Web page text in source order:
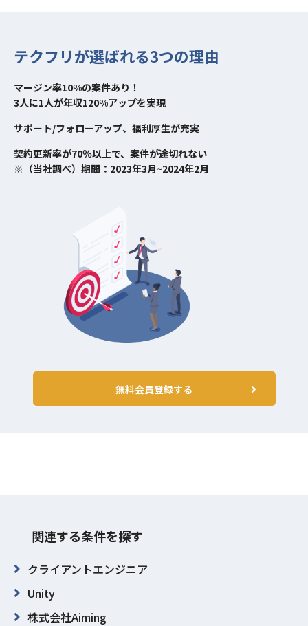
テクフリが選ばれる3つの理由
マージン率10%の案件あり！
3人に1人が年収120%アップを実現
サポート/フォローアップ、福利厚生が充実
契約更新率が70％以上で、案件が途切れない
※（当社調べ）期間：2023年3月~2024年2月
無料会員登録する
関連する条件を探す
クライアントエンジニア
Unity
株式会社Aiming